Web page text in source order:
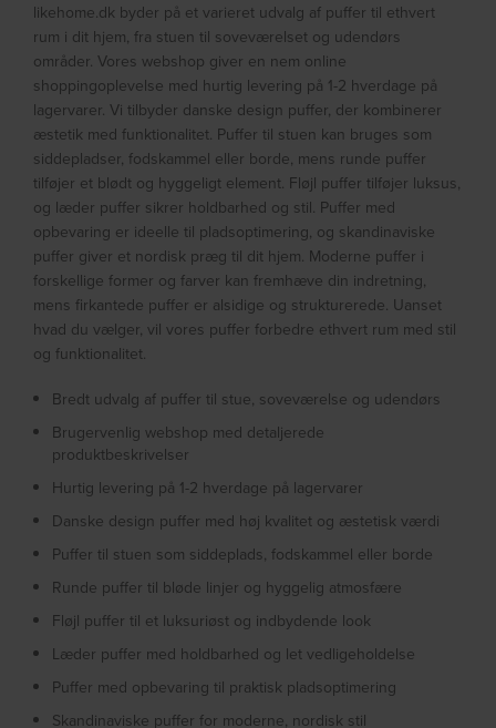
likehome.dk byder på et varieret udvalg af puffer til ethvert
rum i dit hjem, fra stuen til soveværelset og udendørs
områder. Vores webshop giver en nem online
shoppingoplevelse med hurtig levering på 1-2 hverdage på
lagervarer. Vi tilbyder danske design puffer, der kombinerer
æstetik med funktionalitet. Puffer til stuen kan bruges som
siddepladser, fodskammel eller borde, mens runde puffer
tilføjer et blødt og hyggeligt element. Fløjl puffer tilføjer luksus,
og læder puffer sikrer holdbarhed og stil. Puffer med
opbevaring er ideelle til pladsoptimering, og skandinaviske
puffer giver et nordisk præg til dit hjem. Moderne puffer i
forskellige former og farver kan fremhæve din indretning,
mens firkantede puffer er alsidige og strukturerede. Uanset
hvad du vælger, vil vores puffer forbedre ethvert rum med stil
og funktionalitet.
Bredt udvalg af puffer til stue, soveværelse og udendørs
Brugervenlig webshop med detaljerede
produktbeskrivelser
Hurtig levering på 1-2 hverdage på lagervarer
Danske design puffer med høj kvalitet og æstetisk værdi
Puffer til stuen som siddeplads, fodskammel eller borde
Runde puffer til bløde linjer og hyggelig atmosfære
Fløjl puffer til et luksuriøst og indbydende look
Læder puffer med holdbarhed og let vedligeholdelse
Puffer med opbevaring til praktisk pladsoptimering
Skandinaviske puffer for moderne, nordisk stil